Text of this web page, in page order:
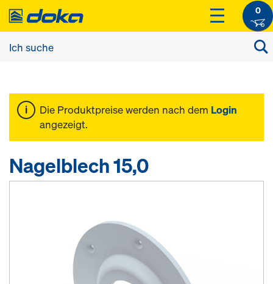
0
Die Produktpreise werden nach dem Login
angezeigt.
Nagelblech 15,0